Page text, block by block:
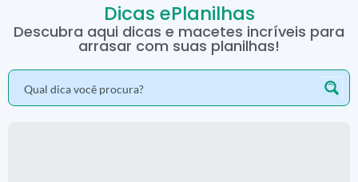
Dicas ePlanilhas
Descubra aqui dicas e macetes incríveis para
arrasar com suas planilhas!